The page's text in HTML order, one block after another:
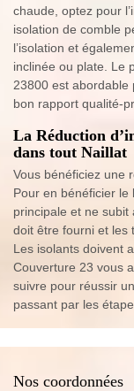
chaude, optez pour
isolation de comble
l’isolation et
inclinée ou plate. Le
23800 est abordable
bon rapport qualité-
La Réduction
dans tout Naillat
Vous bénéficiez une
Pour en bénéficier
principale et ne
doit être fourni et les
Les isolants doivent
Couverture 23 vous
suivre pour réussir
passant par les
Nos coordonnées